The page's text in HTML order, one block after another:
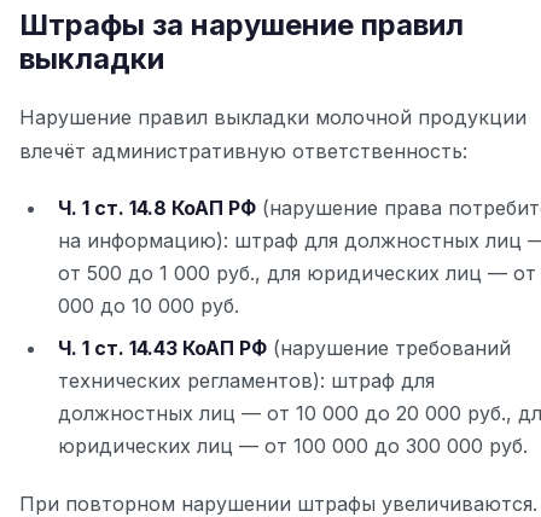
Штрафы за нарушение правил
выкладки
Нарушение правил выкладки молочной продукции
влечёт административную ответственность:
Ч. 1 ст. 14.8 КоАП РФ (нарушение права
на информацию): штраф для должностных лиц
от 500 до 1 000 руб., для юридических лиц — от
000 до 10 000 руб.
Ч. 1 ст. 14.43 КоАП РФ (нарушение требований
технических регламентов): штраф для
должностных лиц — от 10 000 до 20 000 руб.,
юридических лиц — от 100 000 до 300 000 руб.
При повторном нарушении штрафы увеличиваются.